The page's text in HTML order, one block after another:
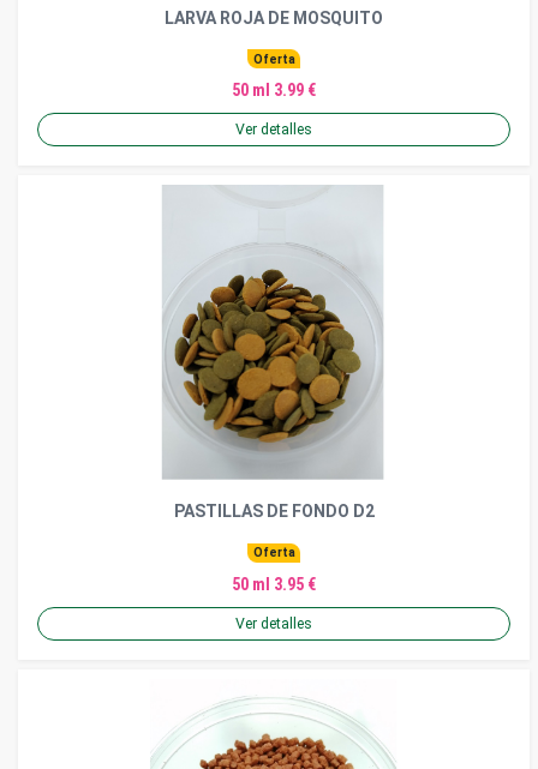
LARVA ROJA DE MOSQUITO
Oferta
50 ml 3.99 €
Ver detalles
PASTILLAS DE FONDO D2
Oferta
50 ml 3.95 €
Ver detalles